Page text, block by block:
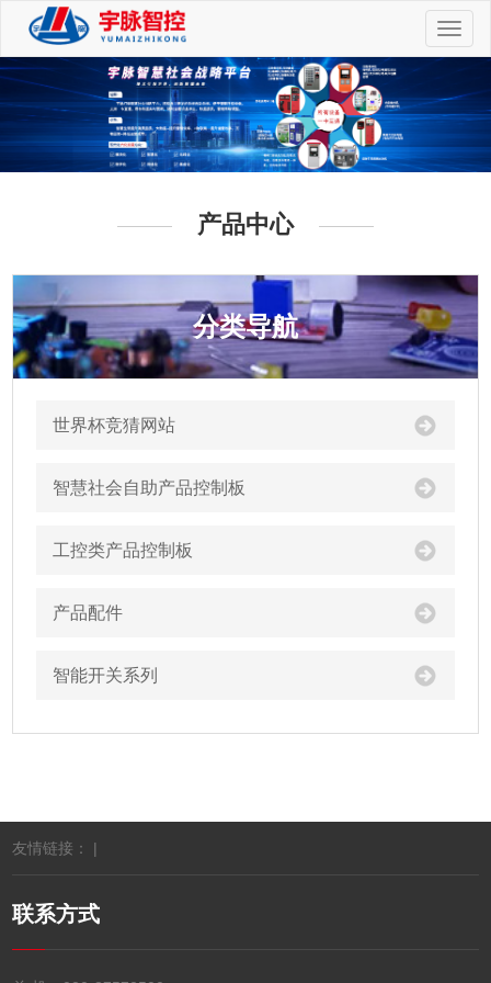
切
换
航
产品中心
分类导航
世界杯竞猜网站
智慧社会自助产品控制板
工控类产品控制板
产品配件
智能开关系列
友情链接： |
联系方式